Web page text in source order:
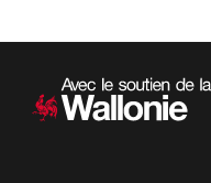
Navigation